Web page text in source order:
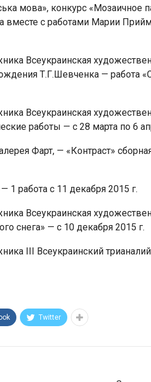
мова», конкурс «Мозаичное
вместе с работами Марии
Всеукраинская
Т.Г.Шевченка — работа
Всеукраинская
работы — с 28 марта по 6
Фарт, — «Контраст»
1 работа с 11 декабря 2015 г.
Всеукраинская
снега» — с 10 декабря 2015 г.
III Всеукраинский
Twitter